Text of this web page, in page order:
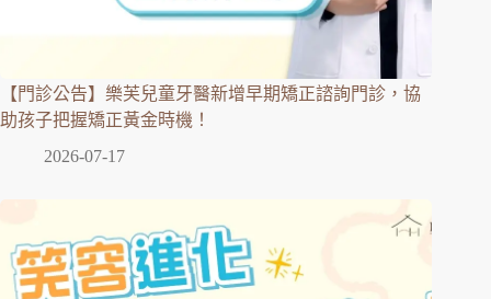
【門診公告】樂芙兒童牙醫新增早期矯正諮詢門診，協
助孩子把握矯正黃金時機！
2026-07-17